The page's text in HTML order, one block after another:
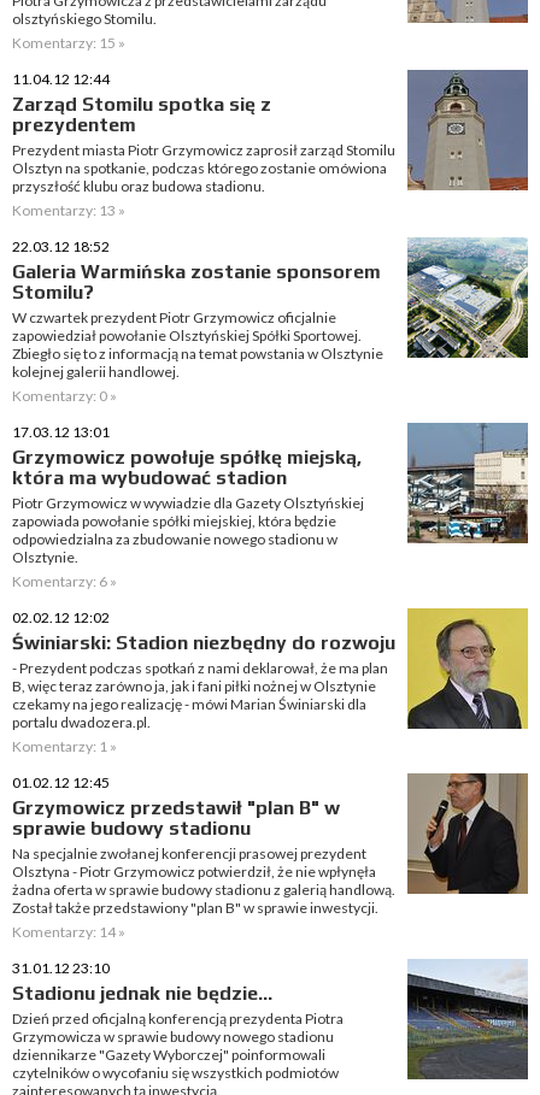
olsztyńskiego Stomilu.
Komentarzy: 15 »
11.04.12 12:44
Zarząd Stomilu spotka się z
prezydentem
Prezydent miasta Piotr Grzymowicz zaprosił zarząd Stomilu
Olsztyn na spotkanie, podczas którego zostanie omówiona
przyszłość klubu oraz budowa stadionu.
Komentarzy: 13 »
22.03.12 18:52
Galeria Warmińska zostanie sponsorem
Stomilu?
W czwartek prezydent Piotr Grzymowicz oficjalnie
zapowiedział powołanie Olsztyńskiej Spółki Sportowej.
Zbiegło się to z informacją na temat powstania w Olsztynie
kolejnej galerii handlowej.
Komentarzy: 0 »
17.03.12 13:01
Grzymowicz powołuje spółkę miejską,
która ma wybudować stadion
Piotr Grzymowicz w wywiadzie dla Gazety Olsztyńskiej
zapowiada powołanie spółki miejskiej, która będzie
odpowiedzialna za zbudowanie nowego stadionu w
Olsztynie.
Komentarzy: 6 »
02.02.12 12:02
Świniarski: Stadion niezbędny do rozwoju
- Prezydent podczas spotkań z nami deklarował, że ma plan
B, więc teraz zarówno ja, jak i fani piłki nożnej w Olsztynie
czekamy na jego realizację - mówi Marian Świniarski dla
portalu dwadozera.pl.
Komentarzy: 1 »
01.02.12 12:45
Grzymowicz przedstawił "plan B" w
sprawie budowy stadionu
Na specjalnie zwołanej konferencji prasowej prezydent
Olsztyna - Piotr Grzymowicz potwierdził, że nie wpłynęła
żadna oferta w sprawie budowy stadionu z galerią handlową.
Został także przedstawiony "plan B" w sprawie inwestycji.
Komentarzy: 14 »
31.01.12 23:10
Stadionu jednak nie będzie...
Dzień przed oficjalną konferencją prezydenta Piotra
Grzymowicza w sprawie budowy nowego stadionu
dziennikarze "Gazety Wyborczej" poinformowali
czytelników o wycofaniu się wszystkich podmiotów
zainteresowanych tą inwestycją.